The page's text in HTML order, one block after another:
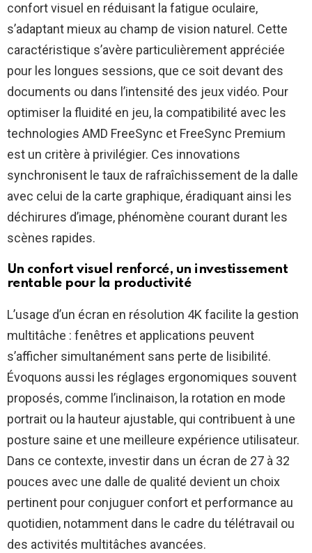
confort visuel en réduisant la fatigue oculaire,
s’adaptant mieux au champ de vision naturel. Cette
caractéristique s’avère particulièrement appréciée
pour les longues sessions, que ce soit devant des
documents ou dans l’intensité des jeux vidéo. Pour
optimiser la fluidité en jeu, la compatibilité avec les
technologies AMD FreeSync et FreeSync Premium
est un critère à privilégier. Ces innovations
synchronisent le taux de rafraîchissement de la dalle
avec celui de la carte graphique, éradiquant ainsi les
déchirures d’image, phénomène courant durant les
scènes rapides.
Un confort visuel renforcé, un investissement
rentable pour la productivité
L’usage d’un écran en résolution 4K facilite la gestion
multitâche : fenêtres et applications peuvent
s’afficher simultanément sans perte de lisibilité.
Évoquons aussi les réglages ergonomiques souvent
proposés, comme l’inclinaison, la rotation en mode
portrait ou la hauteur ajustable, qui contribuent à une
posture saine et une meilleure expérience utilisateur.
Dans ce contexte, investir dans un écran de 27 à 32
pouces avec une dalle de qualité devient un choix
pertinent pour conjuguer confort et performance au
quotidien, notamment dans le cadre du télétravail ou
des activités multitâches avancées.